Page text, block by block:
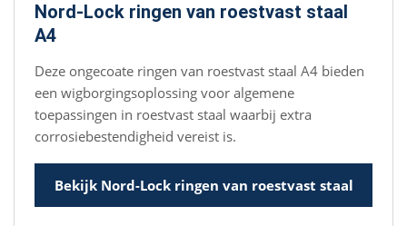
Nord-Lock ringen van roestvast staal
A4
Deze ongecoate ringen van roestvast staal A4 bieden
een wigborgingsoplossing voor algemene
toepassingen in roestvast staal waarbij extra
corrosiebestendigheid vereist is.
Bekijk Nord-Lock ringen van roestvast staal